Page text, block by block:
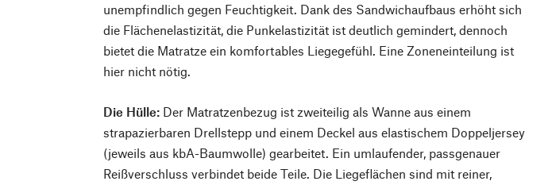
unempfindlich gegen Feuchtigkeit. Dank des Sandwichaufbaus erhöht sich
die Flächenelastizität, die Punkelastizität ist deutlich gemindert, dennoch
bietet die Matratze ein komfortables Liegegefühl. Eine Zoneneinteilung ist
hier nicht nötig.
Die Hülle: Der Matratzenbezug ist zweiteilig als Wanne aus einem
strapazierbaren Drellstepp und einem Deckel aus elastischem Doppeljersey
(jeweils aus kbA-Baumwolle) gearbeitet. Ein umlaufender, passgenauer
Reißverschluss verbindet beide Teile. Die Liegeflächen sind mit reiner,